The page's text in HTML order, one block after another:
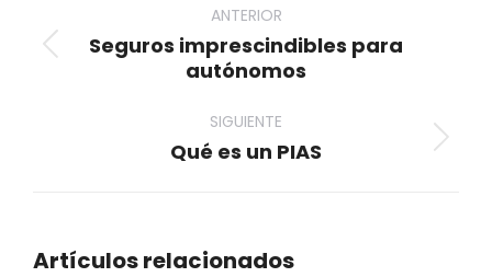
entre
publicaciones
ANTERIOR
Publicación
Seguros imprescindibles para
autónomos
SIGUIENTE
Publicación
Qué es un PIAS
Artículos relacionados